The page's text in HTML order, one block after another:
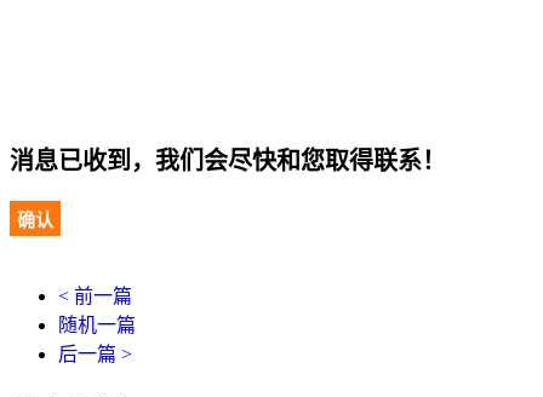
消息已收到，我们会尽快和您取得联系！
确认
< 前一篇
随机一篇
后一篇 >